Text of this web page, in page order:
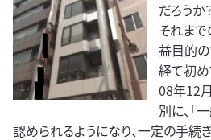
だろうか
それま
益目的
経て初め
08年12
別に、「
認められるようになり、一定の手続